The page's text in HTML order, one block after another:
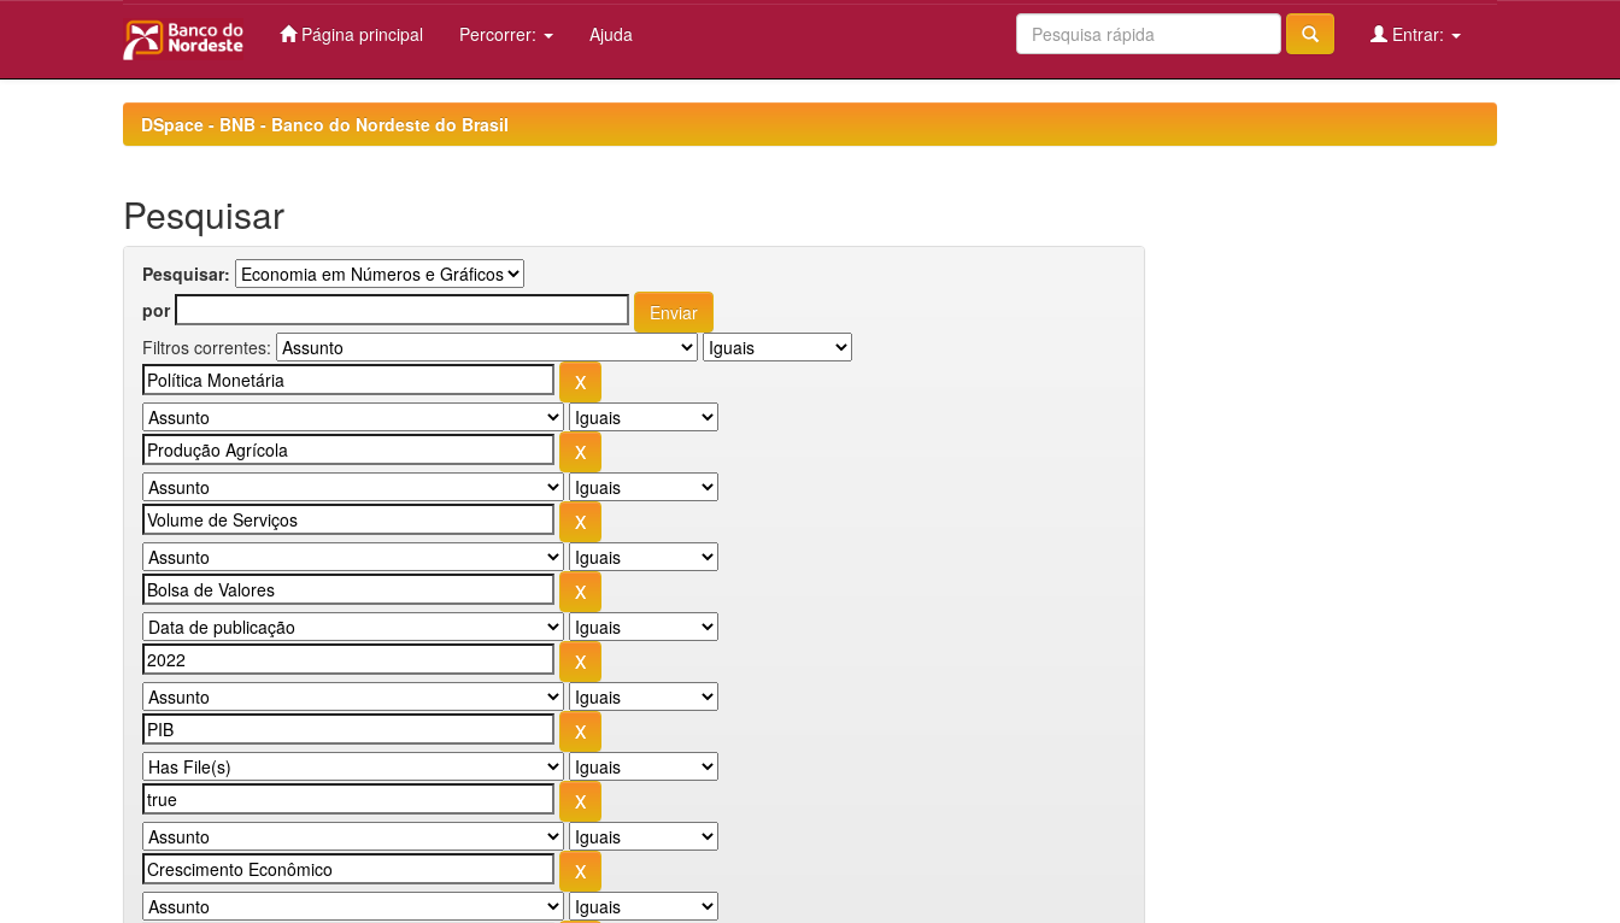
Página principal Percorrer: Ajuda Entrar:
DSpace - BNB - Banco do Nordeste do Brasil
Pesquisar
Pesquisar:
por
Filtros correntes: